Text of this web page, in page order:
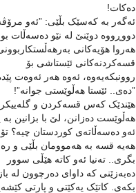
دەکات!
ئەگەر بە کەسێک بڵێی: ”ئەو
دووڕووە دوێنێ لە نێو دەسەڵات
هەروا هۆیەکانی
قسەکردنەکانی ئێستاشی بۆ
روونبکەیەوە، ئەوە هەر ئەوەت
”دەی.. ئێستا هەڵوێستی جوانە”!
هێندێک کەس قسەکردن و
هەڵوێست دەزانن، لێ با بزانین بە
ئەو دەسەڵاتەی کوردستان چیە؟
هەیە قسە بە هەموومان بڵێی و
بگری.. تەنیا ئەو کاتە هێڵی سوور
دەبەزێنی کە داوای دەرچوون لە
بکەی. کاتێک یەکێتی و پارتی